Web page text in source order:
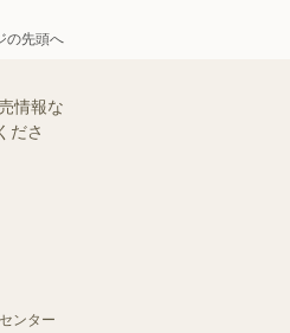
の先頭へ
情報な
ださ
ンター